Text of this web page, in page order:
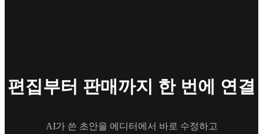
편집부터 판매까지 한 번에 연결
AI가 쓴 초안을 에디터에서 바로 수정하고